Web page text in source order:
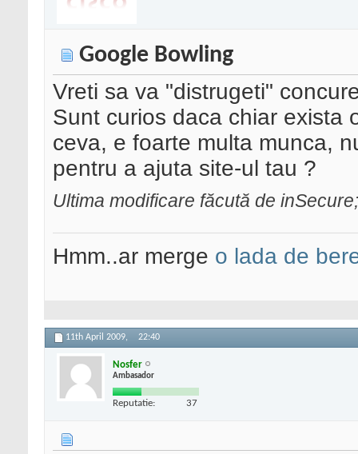
Google Bowling
Vreti sa va "distrugeti"
Sunt curios daca chiar exista
ceva, e foarte multa munca,
pentru a ajuta site-ul tau ?
Ultima modificare făcută de
Hmm..ar merge o lada de
11th April 2009, 22:40
Nosfer
Ambasador
Reputatie: 37